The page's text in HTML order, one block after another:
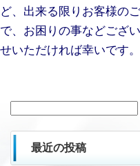
ど、出来る限りお客様の
で、お困りの事などござ
せいただければ幸いです
最近の投稿